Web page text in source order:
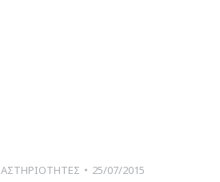
25/07/2015